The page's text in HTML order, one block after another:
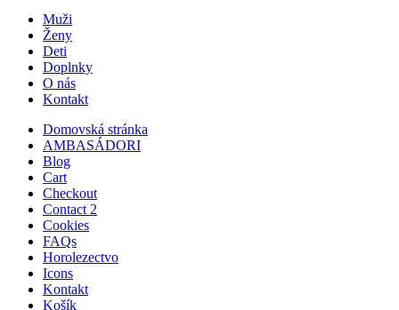
Muži
Ženy
Deti
Doplnky
O nás
Kontakt
Domovská stránka
AMBASÁDORI
Blog
Cart
Checkout
Contact 2
Cookies
FAQs
Horolezectvo
Icons
Kontakt
Košík